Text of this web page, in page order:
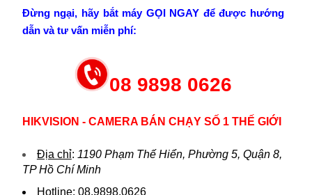
Đừng ngại, hãy bắt máy GỌI NGAY để được hướng
dẫn và tư vấn miễn phí:
08 9898 0626
HIKVISION - CAMERA BÁN CHẠY SỐ 1 THẾ GIỚI
Địa chỉ: 1190 Phạm Thế Hiển, Phường 5, Quận 8,
TP Hồ Chí Minh
Hotline: 08.9898.0626